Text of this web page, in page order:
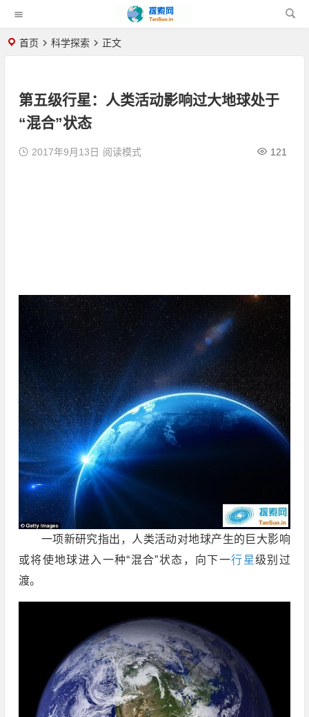
首页 科学探索 正文
第五级行星：人类活动影响过大地球处于
“混合”状态
2017年9月13日 121
阅读模式
一项新研究指出，人类活动对地球产生的巨大影响
或将使地球进入一种“混合”状态，向下一行星级别过
渡。